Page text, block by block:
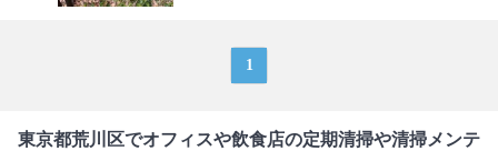
1
東京都荒川区でオフィスや飲食店の定期清掃や清掃メンテ